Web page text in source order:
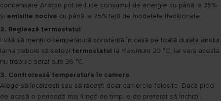
condensare Ariston pot reduce consumul de energie cu până la 35%
și emisiile nocive cu până la 75% față de modelele tradiționale.
2. Reglează termostatul
Evită să menții o temperatură constantă în casă pe toată durata anului.
Iarna trebuie să setezi termostatul la maximum 20 °C, iar vara acesta
nu trebuie setat sub 26 °C.
3. Controlează temperatura în camere
Alege să încălzești sau să răcești doar camerele folosite. Dacă pleci
de acasă o perioadă mai lungă de timp, e de preferat să închizi